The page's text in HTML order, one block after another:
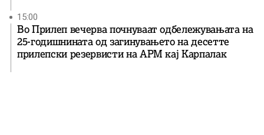
15:00
Во Прилеп вечерва почнуваат одбележувањата на
25-годишнината од загинувањето на десетте
прилепски резервисти на АРМ кај Карпалак